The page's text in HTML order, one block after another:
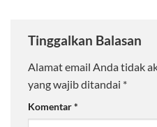
Tinggalkan Balasan
Alamat email Anda tidak
yang wajib ditandai *
Komentar*